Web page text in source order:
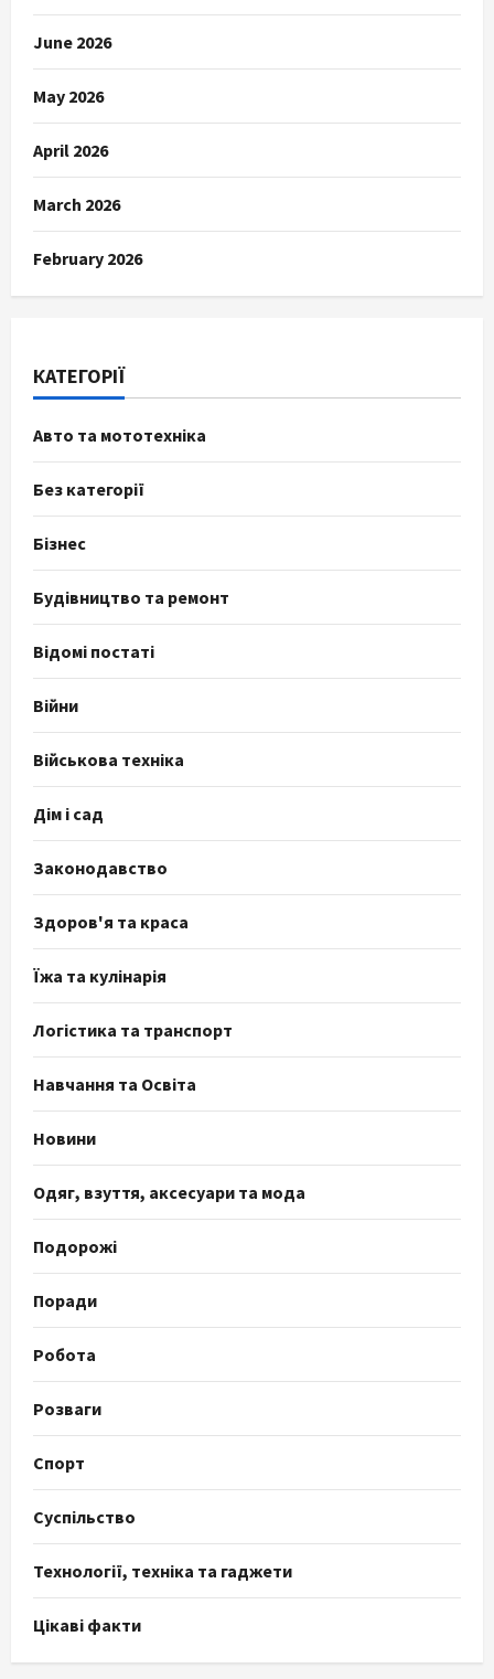
June 2026
May 2026
April 2026
March 2026
February 2026
КАТЕГОРІЇ
Авто та мототехніка
Без категорії
Бізнес
Будівництво та ремонт
Відомі постаті
Війни
Військова техніка
Дім і сад
Законодавство
Здоров'я та краса
Їжа та кулінарія
Логістика та транспорт
Навчання та Освіта
Новини
Одяг, взуття, аксесуари та мода
Подорожі
Поради
Робота
Розваги
Спорт
Суспільство
Технології, техніка та гаджети
Цікаві факти